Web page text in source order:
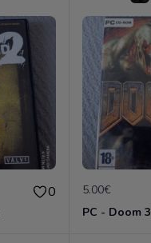
0 5.00€
PC - Doom 3